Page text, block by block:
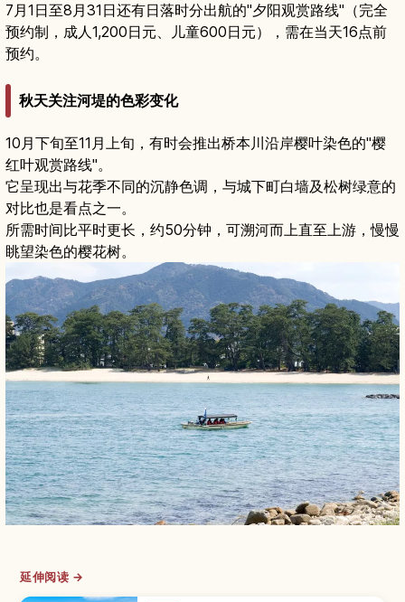
7月1日至8月31日还有日落时分出航的"夕阳观赏路线"（完全
预约制，成人1,200日元、儿童600日元），需在当天16点前
预约。
秋天关注河堤的色彩变化
10月下旬至11月上旬，有时会推出桥本川沿岸樱叶染色的"樱
红叶观赏路线"。
它呈现出与花季不同的沉静色调，与城下町白墙及松树绿意的
对比也是看点之一。
所需时间比平时更长，约50分钟，可溯河而上直至上游，慢慢
眺望染色的樱花树。
延伸阅读 →